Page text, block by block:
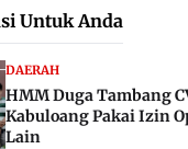
Untuk Anda
DAERAH
HMM Duga Tambang
Kabuloang Pakai Izin
Lain